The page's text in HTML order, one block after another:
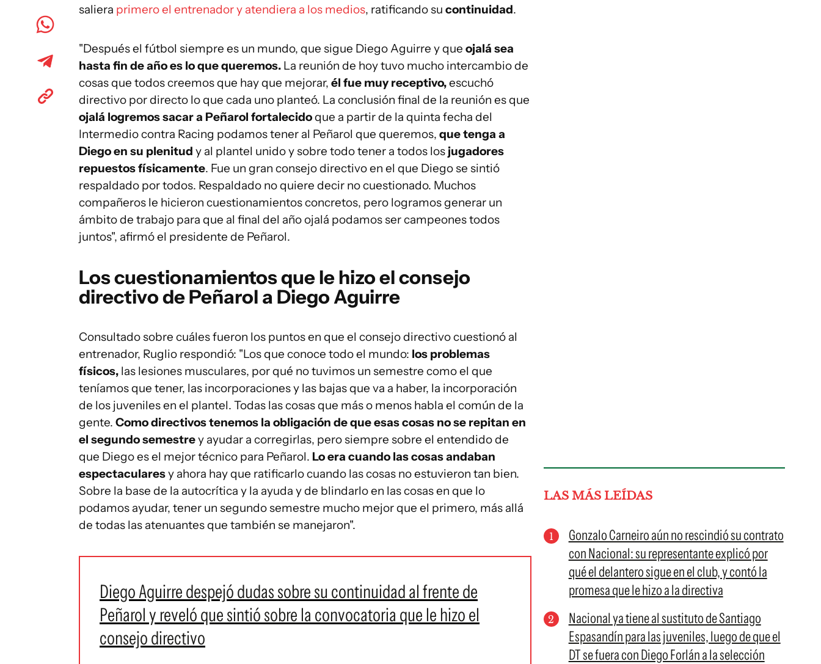
saliera primero el entrenador y atendiera a los medios, ratificando su continuidad.
"Después el fútbol siempre es un mundo, que sigue Diego Aguirre y que ojalá sea
hasta fin de año es lo que queremos. La reunión de hoy tuvo mucho intercambio de
cosas que todos creemos que hay que mejorar, él fue muy receptivo,escuchó
directivo por directo lo que cada uno planteó. La conclusión final de la reunión es que
ojalá logremos sacar a Peñarol fortalecidoque a partir de la quinta fecha del
Intermedio contra Racing podamos tener al Peñarol que queremos, que tenga a
Diego en su plenitud y al plantel unido y sobre todo tener a todos los jugadores
repuestos físicamente. Fue un gran consejo directivo en el que Diego se sintió
respaldado por todos. Respaldado no quiere decir no cuestionado. Muchos
compañeros le hicieron cuestionamientos concretos, pero logramos generar un
ámbito de trabajo para que al final del año ojalá podamos ser campeones todos
juntos", afirmó el presidente de Peñarol.
Los cuestionamientos que le hizo el consejo
directivo de Peñarol a Diego Aguirre
Consultado sobre cuáles fueron los puntos en que el consejo directivo cuestionó al
entrenador, Ruglio respondió: "Los que conoce todo el mundo: los problemas
físicos, las lesiones musculares, por qué no tuvimos un semestre como el que
teníamos que tener, las incorporaciones y las bajas que va a haber, la incorporación
de los juveniles en el plantel. Todas las cosas que más o menos habla el común de la
gente. Como directivos tenemos la obligación de que esas cosas no se repitan en
el segundo semestrey ayudar a corregirlas, pero siempre sobre el entendido de
que Diego es el mejor técnico para Peñarol. Lo era cuando las cosas andaban
espectacularesy ahora hay que ratificarlo cuando las cosas no estuvieron tan bien.
Sobre la base de la autocrítica y la ayuda y de blindarlo en las cosas en que lo
podamos ayudar, tener un segundo semestre mucho mejor que el primero, más allá
de todas las atenuantes que también se manejaron".
Diego Aguirre despejó dudas sobre su continuidad al frente de
Peñarol y reveló que sintió sobre la convocatoria que le hizo el
consejo directivo
LAS MÁS LEÍDAS
Gonzalo Carneiro aún no rescindió su contrato
con Nacional: su representante explicó por
qué el delantero sigue en el club, y contó la
promesa que le hizo a la directiva
Nacional ya tiene al sustituto de Santiago
Espasandín para las juveniles, luego de que el
DT se fuera con Diego Forlán a la selección